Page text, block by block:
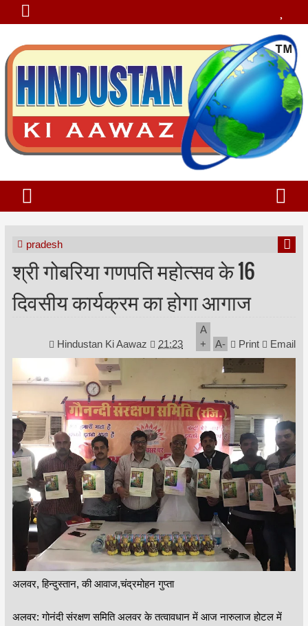
pradesh
श्री गोबरिया गणपति महोत्सव के 16
दिवसीय कार्यक्रम का होगा आगाज
Hindustan Ki Aawaz 21:23
A
+
A- Print Email
अलवर, हिन्दुस्तान, की आवाज,चंद्रमोहन गुप्ता
अलवर: गोनंदी संरक्षण समिति अलवर के तत्वावधान में आज नारुलाज होटल में